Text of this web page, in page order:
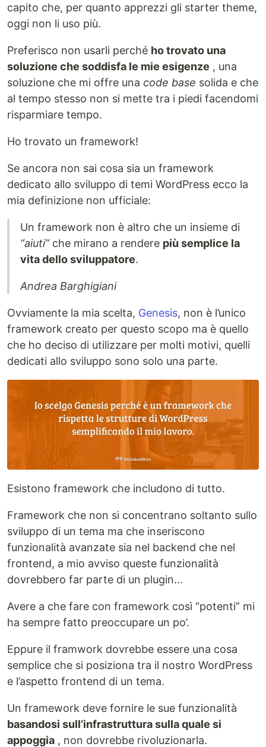
capito che, per quanto apprezzi gli starter theme,
oggi non li uso più.
Preferisco non usarli perché ho trovato una
soluzione che soddisfa le mie esigenze , una
soluzione che mi offre una code base solida e che
al tempo stesso non si mette tra i piedi facendomi
risparmiare tempo.
Ho trovato un framework!
Se ancora non sai cosa sia un framework
dedicato allo sviluppo di temi WordPress ecco la
mia definizione non ufficiale:
Un framework non è altro che un insieme di
“aiuti”che mirano a rendere più semplice la
vita dello sviluppatore.
Andrea Barghigiani
Ovviamente la mia scelta, Genesis, non è l’unico
framework creato per questo scopo ma è quello
che ho deciso di utilizzare per molti motivi, quelli
dedicati allo sviluppo sono solo una parte.
Esistono framework che includono di tutto.
Framework che non si concentrano soltanto sullo
sviluppo di un tema ma che inseriscono
funzionalità avanzate sia nel backend che nel
frontend, a mio avviso queste funzionalità
dovrebbero far parte di un plugin…
Avere a che fare con framework così “potenti” mi
ha sempre fatto preoccupare un po’.
Eppure il framwork dovrebbe essere una cosa
semplice che si posiziona tra il nostro WordPress
e l’aspetto frontend di un tema.
Un framework deve fornire le sue funzionalità
basandosi sull’infrastruttura sulla quale si
appoggia , non dovrebbe rivoluzionarla.